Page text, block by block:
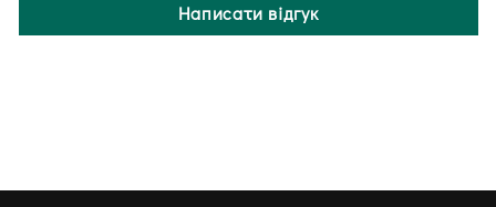
Написати відгук